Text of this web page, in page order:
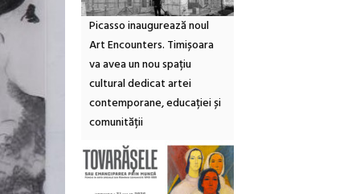
Picasso inaugurează noul
Art Encounters. Timișoara
va avea un nou spațiu
cultural dedicat artei
contemporane, educației și
comunității